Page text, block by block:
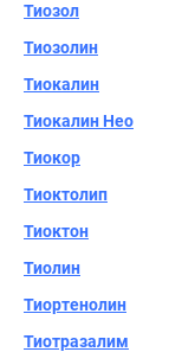
Тиозол
Тиозолин
Тиокалин
Тиокалин Нео
Тиокор
Тиоктолип
Тиоктон
Тиолин
Тиортенолин
Тиотразалим